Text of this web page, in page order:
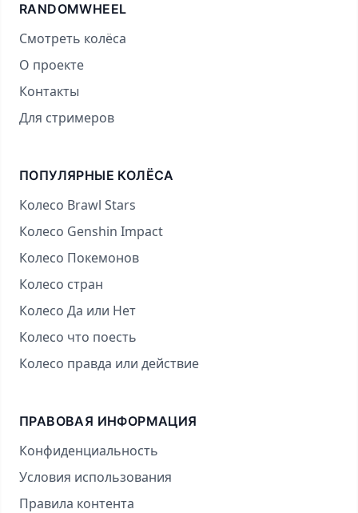
RANDOMWHEEL
Смотреть колёса
О проекте
Контакты
Для стримеров
ПОПУЛЯРНЫЕ КОЛЁСА
Колесо Brawl Stars
Колесо Genshin Impact
Колесо Покемонов
Колесо стран
Колесо Да или Нет
Колесо что поесть
Колесо правда или действие
ПРАВОВАЯ ИНФОРМАЦИЯ
Конфиденциальность
Условия использования
Правила контента